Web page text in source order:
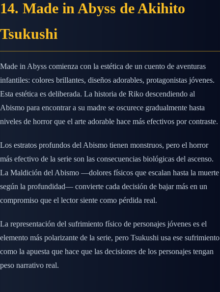
14. Made in Abyss de Akihito
Tsukushi
Made in Abyss comienza con la estética de un cuento de aventuras
infantiles: colores brillantes, diseños adorables, protagonistas jóvenes.
Esta estética es deliberada. La historia de Riko descendiendo al
Abismo para encontrar a su madre se oscurece gradualmente hasta
niveles de horror que el arte adorable hace más efectivos por contraste.
Los estratos profundos del Abismo tienen monstruos, pero el horror
más efectivo de la serie son las consecuencias biológicas del ascenso.
La Maldición del Abismo —dolores físicos que escalan hasta la muerte
según la profundidad— convierte cada decisión de bajar más en un
compromiso que el lector siente como pérdida real.
La representación del sufrimiento físico de personajes jóvenes es el
elemento más polarizante de la serie, pero Tsukushi usa ese sufrimiento
como la apuesta que hace que las decisiones de los personajes tengan
peso narrativo real.